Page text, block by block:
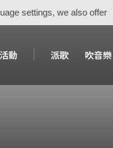
settings, we also offer
動 派歌 吹音樂